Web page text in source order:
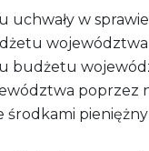
w
województwa
budżetu
poprzez
środkami